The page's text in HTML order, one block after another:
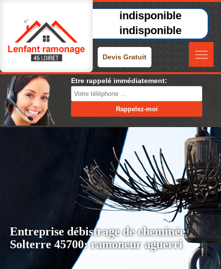
indisponible
indisponible
Devis Gratuit
Etre rappelé immédiatement:
Entreprise débistrage de cheminée
Solterre 45700: ramoneur aguerri